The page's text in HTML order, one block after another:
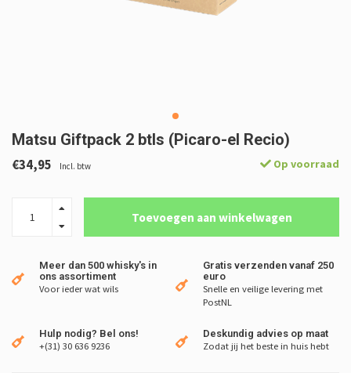
Matsu Giftpack 2 btls (Picaro-el Recio)
€34,95 Incl. btw Op voorraad
Toevoegen aan winkelwagen
Meer dan 500 whisky's in
ons assortiment
Voor ieder wat wils
Gratis verzenden vanaf 250
euro
Snelle en veilige levering met
PostNL
Hulp nodig? Bel ons!
+(31) 30 636 9236
Deskundig advies op maat
Zodat jij het beste in huis hebt